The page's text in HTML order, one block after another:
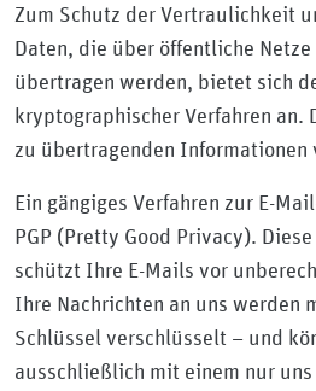
Zum Schutz der Vertraulichkeit
Daten, die über öffentliche
übertragen werden, bietet sich
kryptographischer Verfahren an.
zu übertragenden Informationen
Ein gängiges Verfahren zur E-
PGP (Pretty Good Privacy).
schützt Ihre E-Mails vor
Ihre Nachrichten an uns werden
Schlüssel verschlüsselt – und
ausschließlich mit einem nur